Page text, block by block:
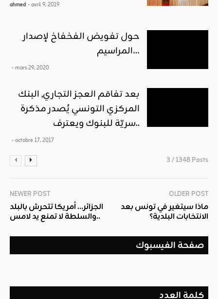
ahmed - avril 9, 2019
حول تفويض الفخفاخ لإصدار
المراسيم…
- mars 29, 2020
بعد تفاقم العجز التجاري, البنك
المركزي التونسي يُصدر مذكرة
سريّة للبنوك ويعترف..
- octobre 17, 2017
3 / 1348 Posts
NEWER POST
الجزائر… أمريكا تتحرش بالبلد
والسلطة لا تمنع يد لامس..
OLDER POST
ماذا سيتغير في تونس بعد
الانتخابات البلدية؟
صفحة الفيسبوك
كلمة العدد